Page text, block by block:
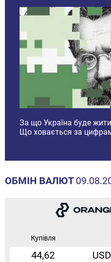
Ринок електрокарів під
прогнозують вже 100
ОБМІН ВАЛЮТ
Купівля
44,62 USD